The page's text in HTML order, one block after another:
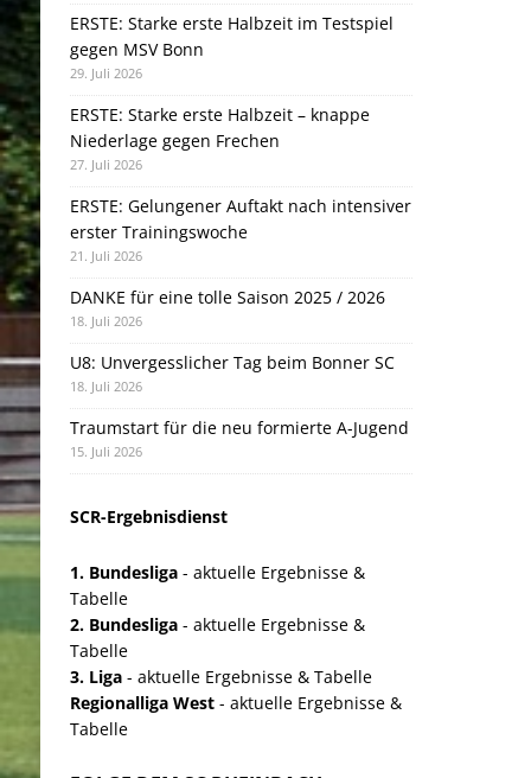
ERSTE: Starke erste Halbzeit im Testspiel
gegen MSV Bonn
29. Juli 2026
ERSTE: Starke erste Halbzeit – knappe
Niederlage gegen Frechen
27. Juli 2026
ERSTE: Gelungener Auftakt nach intensiver
erster Trainingswoche
21. Juli 2026
DANKE für eine tolle Saison 2025 / 2026
18. Juli 2026
U8: Unvergesslicher Tag beim Bonner SC
18. Juli 2026
Traumstart für die neu formierte A-Jugend
15. Juli 2026
SCR-Ergebnisdienst
1. Bundesliga- aktuelle Ergebnisse &
Tabelle
2. Bundesliga - aktuelle Ergebnisse &
Tabelle
3. Liga- aktuelle Ergebnisse & Tabelle
Regionalliga West - aktuelle Ergebnisse &
Tabelle